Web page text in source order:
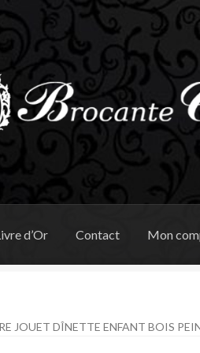
d’Or Contact Mon
JOUET DÎNETTE ENFANT BOIS